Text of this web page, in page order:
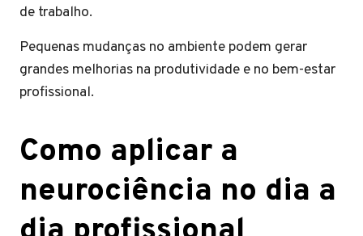
de trabalho.
Pequenas mudanças no ambiente podem gerar
grandes melhorias na produtividade e no bem-estar
profissional.
Como aplicar a
neurociência no dia a